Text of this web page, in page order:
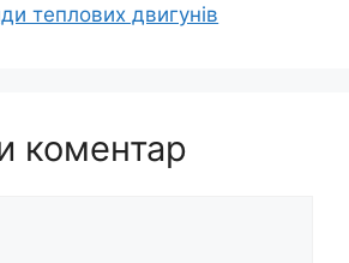
теплових двигунів
коментар